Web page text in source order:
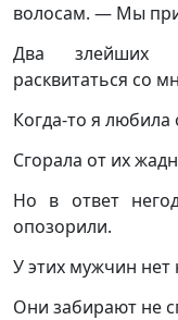
волосам. — Мы
Два злейших
расквитаться со
Когда-то я
Сгорала от их
Но в ответ
опозорили.
У этих мужчин
Они забирают не